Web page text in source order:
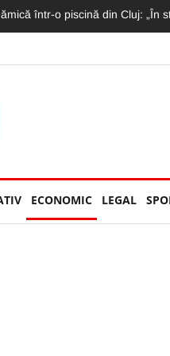
într-o piscină din Cluj:
ECONOMIC LEGAL